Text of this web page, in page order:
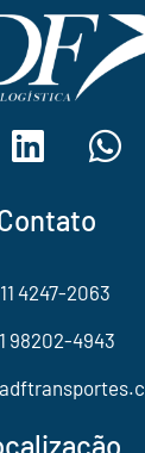
11 4247-2063
98202-4943